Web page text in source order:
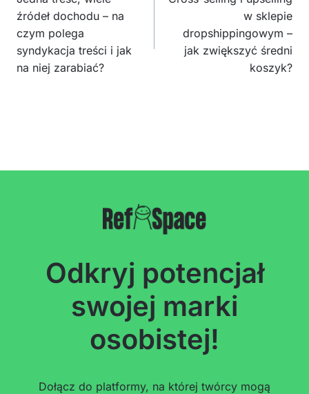
źródeł dochodu – na
czym polega
syndykacja treści i jak
na niej zarabiać?
w sklepie
dropshippingowym –
jak zwiększyć średni
koszyk?
Odkryj potencjał
swojej marki
osobistej!
Dołącz do platformy, na której twórcy mogą